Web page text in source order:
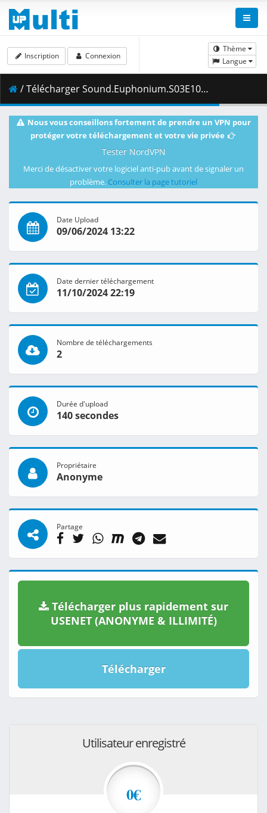
Thème
Langue
Inscription Connexion
/ Télécharger Sound.Euphonium.S03E10.Expressing.Arpeggios.1080p.CR.WEB-DL.AAC2.0.H.264-VARYG.mkv.003 ( 483.48 MB )
Nous vous conseillons fortement de prendre un VPN pour
protéger votre téléchargement et votre vie privée
Tester NordVPN
Merci de désactiver votre logiciel anti-pub avant de signaler un
problème. Consulter la page tutoriel
Date Upload
09/06/2024 13:22
Date dernier téléchargement
11/10/2024 22:19
Nombre de téléchargements
2
Durée d'upload
140 secondes
Propriétaire
Anonyme
Partage
Télécharger plus rapidement sur
USENET (ANONYME & ILLIMITÉ)
Télécharger
Utilisateur enregistré
0€